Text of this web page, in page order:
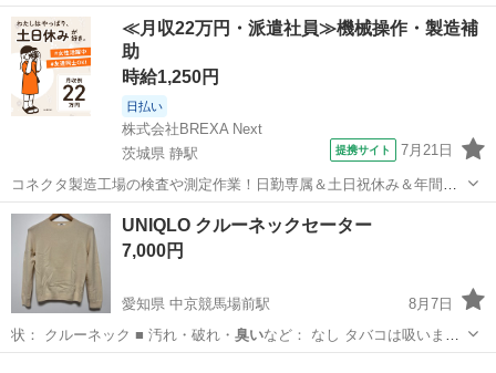
ん。 …
愛知 名古屋市 中京競馬場前駅 セーター UNIQLO
≪月収22万円・派遣社員≫機械操作・製造補
助
時給1,250円
日払い
株式会社BREXA Next
茨城県 静駅
提携サイト 7月21日
コネクタ製造工場の検査や測定作業！日勤専属＆土日祝休み＆年間休
日128日★クリーンルーム内作業★マイカー通勤OK＆無料駐車場あり
★就業先食堂利用可！日払い制度あり！《茨城県常陸大宮市》 人気の
工場のお仕事 ◇コネクタ製造工...
茨城 常陸大宮市 静駅 その他
UNIQLO クルーネックセーター
7,000円
愛知県 中京競馬場前駅
8月7日
状： クルーネック ■ 汚れ・破れ・ 臭いなど： なし タバコは吸いませ
ん。 …